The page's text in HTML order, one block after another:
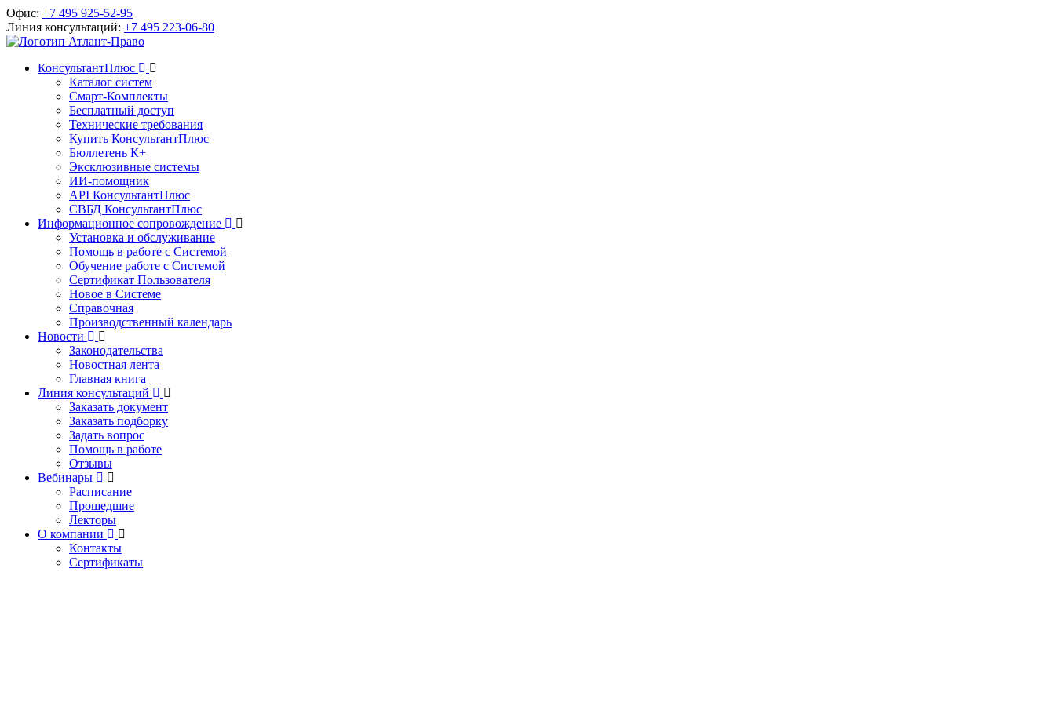
Офис: +7 495 925-52-95
Линия консультаций: +7 495 223-06-80
КонсультантПлюс
Каталог систем
Смарт-Комплекты
Бесплатный доступ
Технические требования
Купить КонсультантПлюс
Бюллетень К+
Эксклюзивные системы
ИИ-помощник
API КонсультантПлюс
СВБД КонсультантПлюс
Информационное сопровождение
Установка и обслуживание
Помощь в работе с Системой
Обучение работе с Системой
Сертификат Пользователя
Новое в Системе
Справочная
Производственный календарь
Новости
Законодательства
Новостная лента
Главная книга
Линия консультаций
Заказать документ
Заказать подборку
Задать вопрос
Помощь в работе
Отзывы
Вебинары
Расписание
Прошедшие
Лекторы
О компании
Контакты
Сертификаты